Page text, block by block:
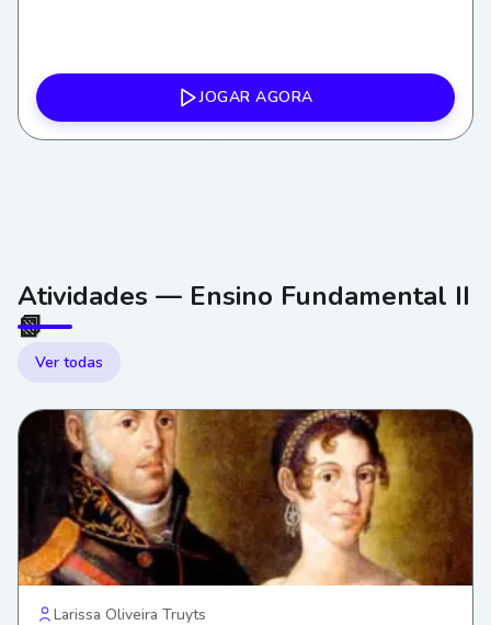
JOGAR AGORA
Atividades — Ensino Fundamental II
📗
Ver todas
Larissa Oliveira Truyts